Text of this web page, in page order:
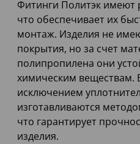
Фитинги Политэк имеют
что обеспечивает их
монтаж. Изделия не
покрытия, но за счет
полипропилена они
химическим веществам.
исключением
изготавливаются
что гарантирует
изделия.